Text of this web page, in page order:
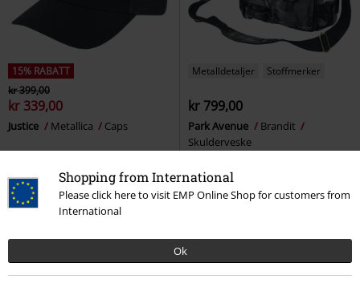
Shopping from International
Please click here to visit EMP Online Shop for customers from
International
Ok
15% RABATT
kr 399,00
kr 339,00
Justice Metallica Caps
Metalldetaljer Stoffmerker
kr 799,00
Park Avenue
Brandit
Skulderveske